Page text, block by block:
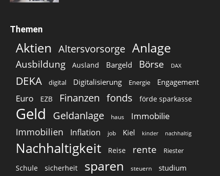
Themen
Aktien Altersvorsorge Anlage
Ausbildung Ausland Bargeld Börse DAX
DEKA digital Digitalisierung Energie Engagement
Euro EZB Finanzen fonds förde sparkasse
Geld Geldanlage haus Immobilie
Immobilien Inflation job Kiel kinder nachhaltig
Nachhaltigkeit Reise rente Riester
Schule sicherheit sparen steuern studium